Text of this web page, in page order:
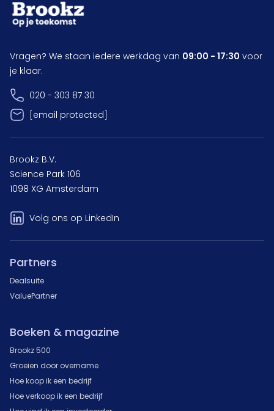
Vragen? We staan iedere werkdag van 09:00 - 17:30 voor
je klaar.
020 - 303 87 30
[email protected]
Brookz B.V.
Science Park 106
1098 XG Amsterdam
Volg ons op LinkedIn
Partners
Dealsuite
ValuePartner
Boeken & magazine
Brookz 500
Groeien door overname
Hoe koop ik een bedrijf
Hoe verkoop ik een bedrijf